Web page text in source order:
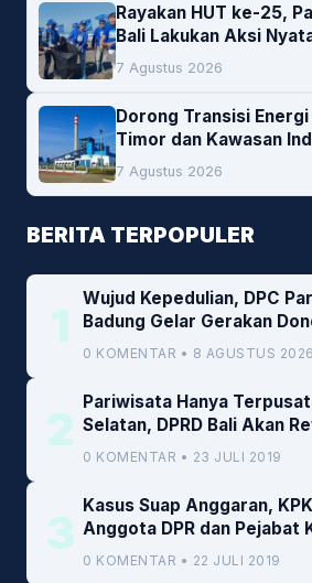
Rayakan HUT ke-25,
Bali Lakukan Aksi
Lingkungan
7 Agustus 2026
Dorong Transisi Energi
Timor dan Kawasan
Peluang Investasi
Cofiring PLTU Bolok
7 Agustus 2026
BERITA TERPOPULER
1
Wujud Kepedulian, DPC
Badung Gelar Gerakan
0 KOMENTAR • 8 AGUSTUS 2026
2
Pariwisata Hanya
Selatan, DPRD Bali Akan
0 KOMENTAR • 23 JULI 2019
3
Kasus Suap Anggaran,
Anggota DPR dan Pejabat
Kemenkeu
0 KOMENTAR • 22 JULI 2019